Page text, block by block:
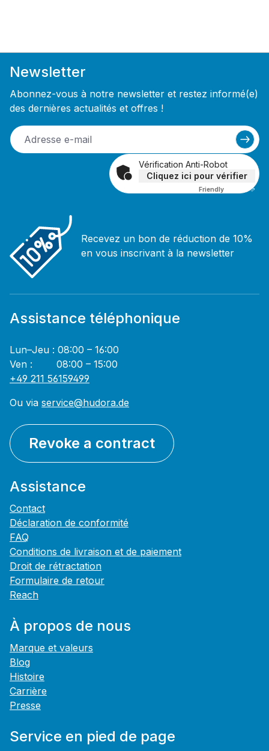
Newsletter
Abonnez-vous à notre newsletter et restez informé(e)
des dernières actualités et offres !
Vérification Anti-Robot
Cliquez ici pour vérifier
Friendly Captcha ⇗
Recevez un bon de réduction de 10%
en vous inscrivant à la newsletter
Assistance téléphonique
Lun–Jeu : 08:00 – 16:00
Ven : 08:00 – 15:00
+49 211 56159499
Ou via service@hudora.de
Revoke a contract
Assistance
Contact
Déclaration de conformité
FAQ
Conditions de livraison et de paiement
Droit de rétractation
Formulaire de retour
Reach
À propos de nous
Marque et valeurs
Blog
Histoire
Carrière
Presse
Service en pied de page